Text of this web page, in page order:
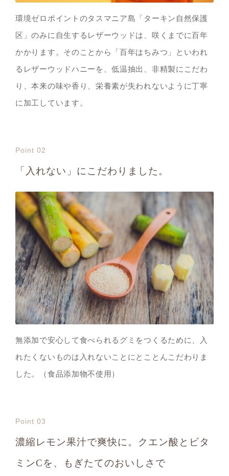
環境ゼロポイントのタスマニア島「ターキン自然保護
区」のみに自生するレザーウッドは、咲くまでに百年
かかります。そのことから「百年はちみつ」といわれ
るレザーウッドハニーを、低温抽出、非精製にこだわ
り、本来の味や香り、栄養素が失われないように丁寧
に加工しています。
Point 02
「入れない」にこだわりました。
無添加で安心して食べられるグミをつくるために、入
れたくないものは入れないことにとことんこだわりま
した。（食品添加物不使用）
Point 03
濃縮レモン果汁で爽快に。クエン酸とビタ
ミンCを、もぎたてのおいしさで